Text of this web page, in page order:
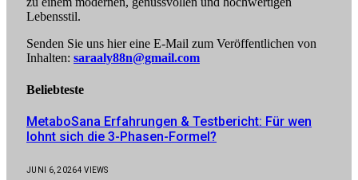
Lebensstil.
Senden Sie uns hier eine E-Mail zum Veröffentlichen von
Inhalten: saraaly88n@gmail.com
Beliebteste
MetaboSana Erfahrungen & Testbericht: Für wen
lohnt sich die 3-Phasen-Formel?
JUNI 6, 20264VIEWS